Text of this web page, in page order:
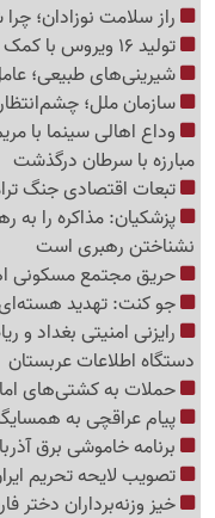
راز سلامت نوزادان؛
تولید 16 ویروس با کمک هوش مصنوعی!
شیرینی‌های طبیعی؛
سازمان ملل؛
مبارزه با سرطان درگذشت
تبعات اقتصادی جنگ
پزشکیان: مذاکره را به
نشناختن رهبری است
حریق مجتمع مسکونی
جو کنت: تهدید هسته‌ای
رایزنی امنیتی بغداد
دستگاه اطلاعات عربستان
حملات به کشتی‌های
پیام عراقچی به
برنامه خاموشی برق
تصویب لایحه تحریم
خیز وزنه‌برداران